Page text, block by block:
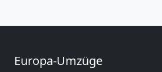
Europa-Umzüge